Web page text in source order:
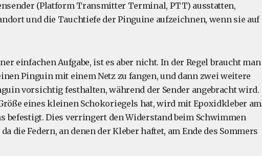
(Platform Transmitter Terminal, PTT) ausstatten,
und die Tauchtiefe der Pinguine aufzeichnen, wenn sie auf
einfachen Aufgabe, ist es aber nicht. In der Regel braucht man
Pinguin mit einem Netz zu fangen, und dann zwei weitere
vorsichtig festhalten, während der Sender angebracht wird.
eines kleinen Schokoriegels hat, wird mit Epoxidkleber am
befestigt. Dies verringert den Widerstand beim Schwimmen
die Federn, an denen der Kleber haftet, am Ende des Sommers